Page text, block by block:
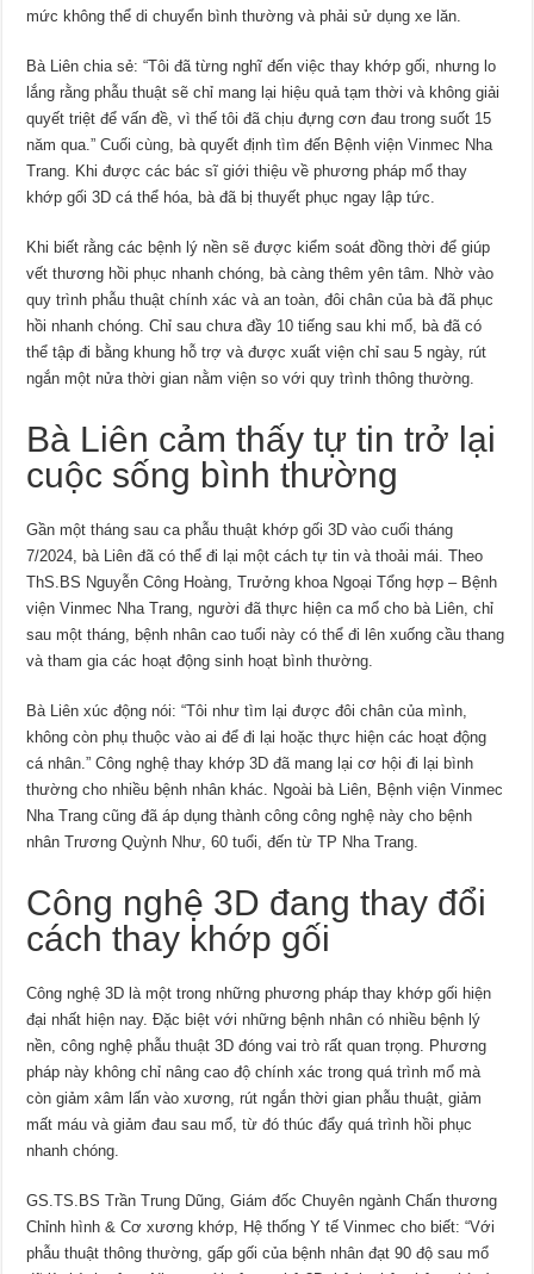
mức không thể di chuyển bình thường và phải sử dụng xe lăn.
Bà Liên chia sẻ: “Tôi đã từng nghĩ đến việc thay khớp gối, nhưng lo
lắng rằng phẫu thuật sẽ chỉ mang lại hiệu quả tạm thời và không giải
quyết triệt để vấn đề, vì thế tôi đã chịu đựng cơn đau trong suốt 15
năm qua.” Cuối cùng, bà quyết định tìm đến Bệnh viện Vinmec Nha
Trang. Khi được các bác sĩ giới thiệu về phương pháp mổ thay
khớp gối 3D cá thể hóa, bà đã bị thuyết phục ngay lập tức.
Khi biết rằng các bệnh lý nền sẽ được kiểm soát đồng thời để giúp
vết thương hồi phục nhanh chóng, bà càng thêm yên tâm. Nhờ vào
quy trình phẫu thuật chính xác và an toàn, đôi chân của bà đã phục
hồi nhanh chóng. Chỉ sau chưa đầy 10 tiếng sau khi mổ, bà đã có
thể tập đi bằng khung hỗ trợ và được xuất viện chỉ sau 5 ngày, rút
ngắn một nửa thời gian nằm viện so với quy trình thông thường.
Bà Liên cảm thấy tự tin trở lại
cuộc sống bình thường
Gần một tháng sau ca phẫu thuật khớp gối 3D vào cuối tháng
7/2024, bà Liên đã có thể đi lại một cách tự tin và thoải mái. Theo
ThS.BS Nguyễn Công Hoàng, Trưởng khoa Ngoại Tổng hợp – Bệnh
viện Vinmec Nha Trang, người đã thực hiện ca mổ cho bà Liên, chỉ
sau một tháng, bệnh nhân cao tuổi này có thể đi lên xuống cầu thang
và tham gia các hoạt động sinh hoạt bình thường.
Bà Liên xúc động nói: “Tôi như tìm lại được đôi chân của mình,
không còn phụ thuộc vào ai để đi lại hoặc thực hiện các hoạt động
cá nhân.” Công nghệ thay khớp 3D đã mang lại cơ hội đi lại bình
thường cho nhiều bệnh nhân khác. Ngoài bà Liên, Bệnh viện Vinmec
Nha Trang cũng đã áp dụng thành công công nghệ này cho bệnh
nhân Trương Quỳnh Như, 60 tuổi, đến từ TP Nha Trang.
Công nghệ 3D đang thay đổi
cách thay khớp gối
Công nghệ 3D là một trong những phương pháp thay khớp gối hiện
đại nhất hiện nay. Đặc biệt với những bệnh nhân có nhiều bệnh lý
nền, công nghệ phẫu thuật 3D đóng vai trò rất quan trọng. Phương
pháp này không chỉ nâng cao độ chính xác trong quá trình mổ mà
còn giảm xâm lấn vào xương, rút ngắn thời gian phẫu thuật, giảm
mất máu và giảm đau sau mổ, từ đó thúc đẩy quá trình hồi phục
nhanh chóng.
GS.TS.BS Trần Trung Dũng, Giám đốc Chuyên ngành Chấn thương
Chỉnh hình & Cơ xương khớp, Hệ thống Y tế Vinmec cho biết: “Với
phẫu thuật thông thường, gấp gối của bệnh nhân đạt 90 độ sau mổ